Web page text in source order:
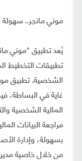
موني مانجر.. سهولة
تطبيقات التخطيط
الشخصية. تطبيق
غاية في البساطة،
المالية الشخصية
مراجعة البيانات
بسهولة، وإدارة
من خلال خاصية